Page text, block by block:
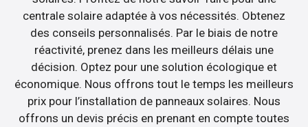
centrale solaire adaptée à vos nécessités. Obtenez
des conseils personnalisés. Par le biais de notre
réactivité, prenez dans les meilleurs délais une
décision. Optez pour une solution écologique et
économique. Nous offrons tout le temps les meilleurs
prix pour l’installation de panneaux solaires. Nous
offrons un devis précis en prenant en compte toutes